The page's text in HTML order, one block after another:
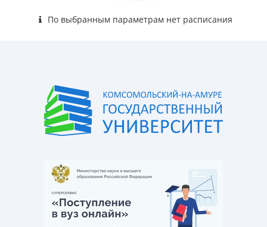
По выбранным параметрам нет расписания